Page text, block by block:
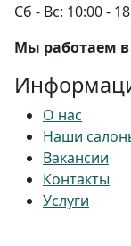
Сб - Вс: 10:00 -
Мы работаем
О нас
Наши
Вакансии
Контакты
Услуги